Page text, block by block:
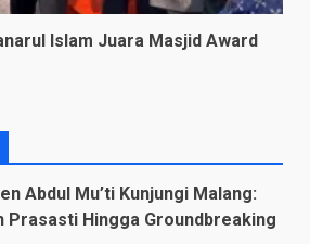
Islam Juara Masjid Award
Abdul Mu’ti Kunjungi Malang:
Prasasti Hingga Groundbreaking